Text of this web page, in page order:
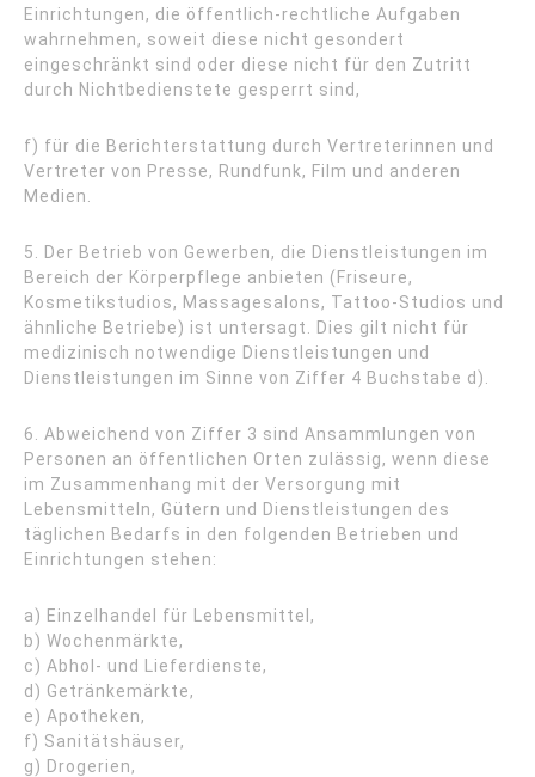
Einrichtungen, die öffentlich-rechtliche Aufgaben
wahrnehmen, soweit diese nicht gesondert
eingeschränkt sind oder diese nicht für den Zutritt
durch Nichtbedienstete gesperrt sind,
f) für die Berichterstattung durch Vertreterinnen und
Vertreter von Presse, Rundfunk, Film und anderen
Medien.
5. Der Betrieb von Gewerben, die Dienstleistungen im
Bereich der Körperpflege anbieten (Friseure,
Kosmetikstudios, Massagesalons, Tattoo-Studios und
ähnliche Betriebe) ist untersagt. Dies gilt nicht für
medizinisch notwendige Dienstleistungen und
Dienstleistungen im Sinne von Ziffer 4 Buchstabe d).
6. Abweichend von Ziffer 3 sind Ansammlungen von
Personen an öffentlichen Orten zulässig, wenn diese
im Zusammenhang mit der Versorgung mit
Lebensmitteln, Gütern und Dienstleistungen des
täglichen Bedarfs in den folgenden Betrieben und
Einrichtungen stehen:
a) Einzelhandel für Lebensmittel,
b) Wochenmärkte,
c) Abhol- und Lieferdienste,
d) Getränkemärkte,
e) Apotheken,
f) Sanitätshäuser,
g) Drogerien,